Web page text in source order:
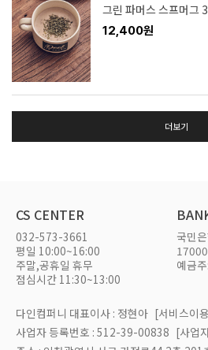
그린 파머스 스프머그
12,400원
더보기
CS CENTER
032-573-3661
평일 10:00~16:00
주말,공휴일 휴무
점심시간 11:30~13:00
국민
예금
다인컴퍼니 대표이사 : 정현아 [서비스이
사업자 등록번호 : 512-39-00838 [사업